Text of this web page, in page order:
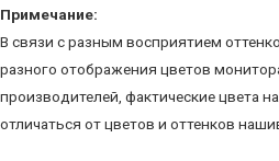
Примечание:
В связи с разным восприятием
разного отображения цветов
производителей, фактические цвета
отличаться от цветов и оттенков